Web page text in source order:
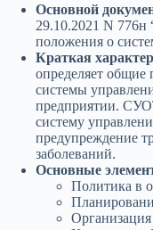
Основной
29.10.2021 N
положения о
Краткая
определяет
системы
предприятии.
систему
предупреждение
заболеваний.
Основные
Политика в